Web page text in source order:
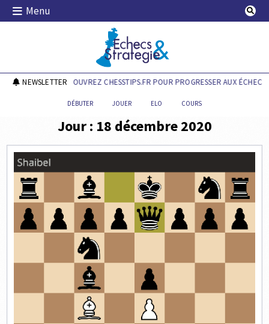
Skip
Menu
Echecs & Stratégie
NEWSLETTERDÉCOUVREZ CHESSTIPS.FR POUR PROGRESSER AUX ÉCHECS !
DÉBUTER JOUER ELO COURS
Jour : 18 décembre 2020